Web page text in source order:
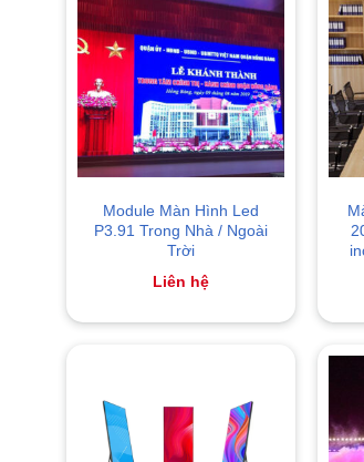
Module Màn Hình Led
P3.91 Trong Nhà / Ngoài
Trời
Liên hệ